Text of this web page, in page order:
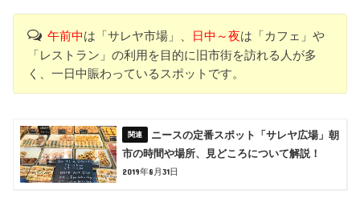
午前中は「サレヤ市場」、 日中～夜は「カフェ」や
「レストラン」の利用を目的に旧市街を訪れる人が多
く、一日中賑わっているスポットです。
ニースの定番スポット「サレヤ広場」朝
市の時間や場所、見どころについて解説！
2019年8月31日